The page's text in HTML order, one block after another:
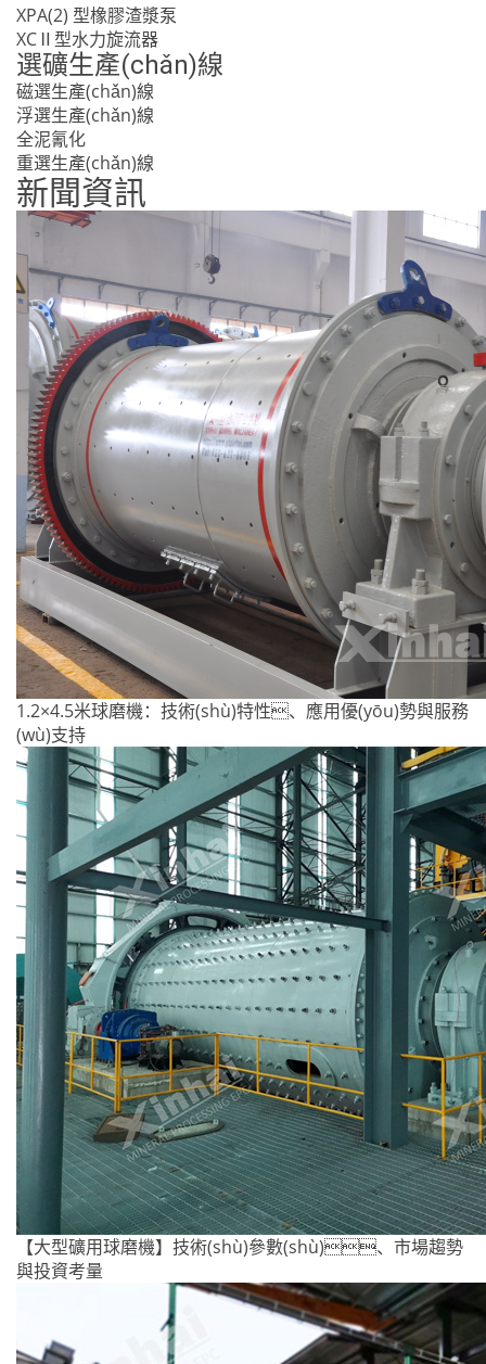
XPA(2) 型橡膠渣漿泵
XCⅡ型水力旋流器
選礦生產(chǎn)線
磁選生產(chǎn)線
浮選生產(chǎn)線
全泥氰化
重選生產(chǎn)線
新聞資訊
1.2×4.5米球磨機：技術(shù)特性、應用優(yōu)勢與服務
(wù)支持
【大型礦用球磨機】技術(shù)參數(shù)、市場趨勢
與投資考量